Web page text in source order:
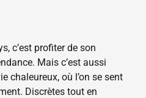
c’est profiter de son
Mais c’est aussi
chaleureux, où l’on se sent
Discrètes tout en